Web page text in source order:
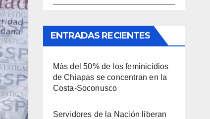
ENTRADAS RECIENTES
Más del 50% de los feminicidios
de Chiapas se concentran en la
Costa-Soconusco
Servidores de la Nación liberan